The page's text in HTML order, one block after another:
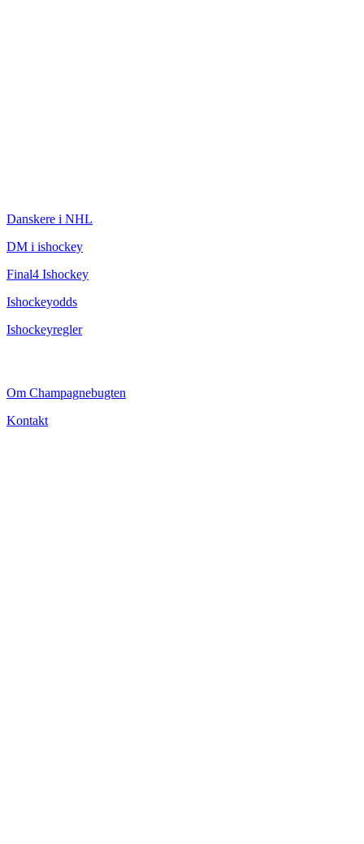
Danskere i NHL
DM i ishockey
Final4 Ishockey
Ishockeyodds
Ishockeyregler
Om Champagnebugten
Kontakt